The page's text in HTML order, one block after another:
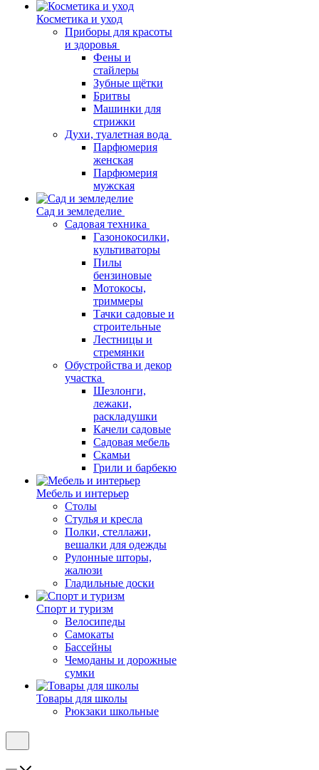
Косметика и уход
Приборы для красоты
и здоровья
Фены и
стайлеры
Зубные щётки
Бритвы
Машинки для
стрижки
Духи, туалетная вода
Парфюмерия
женская
Парфюмерия
мужская
Сад и земледелие
Садовая техника
Газонокосилки,
культиваторы
Пилы
бензиновые
Мотокосы,
триммеры
Тачки садовые и
строительные
Лестницы и
стремянки
Обустройства и декор
участка
Шезлонги,
лежаки,
раскладушки
Качели садовые
Садовая мебель
Скамьи
Грили и барбекю
Мебель и интерьер
Столы
Стулья и кресла
Полки, стеллажи,
вешалки для одежды
Рулонные шторы,
жалюзи
Гладильные доски
Спорт и туризм
Велосипеды
Самокаты
Бассейны
Чемоданы и дорожные
сумки
Товары для школы
Рюкзаки школьные